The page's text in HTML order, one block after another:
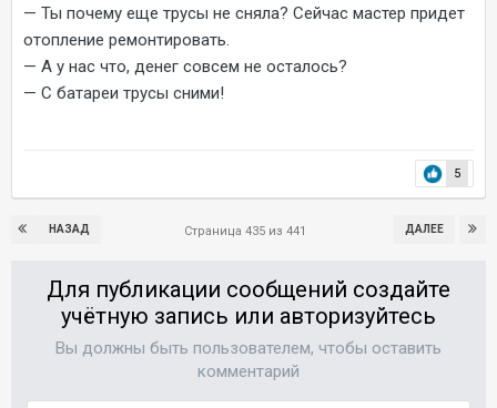
— Ты почему еще трусы не сняла? Сейчас мастер придет
отопление ремонтировать.
— А у нас что, денег совсем не осталось?
— С батареи трусы сними!
5
НАЗАД ДАЛЕЕ
Страница 435 из 441
Для публикации сообщений создайте
учётную запись или авторизуйтесь
Вы должны быть пользователем, чтобы оставить
комментарий